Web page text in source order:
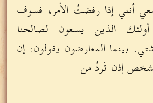
أنني إذا رفضتُ الأمر، فسوف
الذين يسعون لصالحنا
بينما المعارضون يقولون: إن
إذن تَردُ من